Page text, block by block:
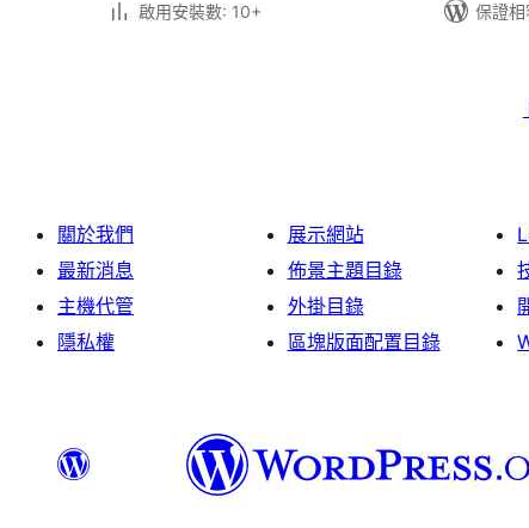
啟用安裝數: 10+
保證
關於我們
最新消息
主機代管
隱私權
展示網站
佈景主題目錄
外掛目錄
區塊版面配置目錄